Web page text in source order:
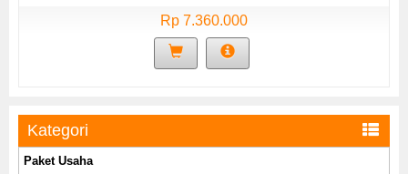
Rp 7.360.000
Kategori
Paket Usaha